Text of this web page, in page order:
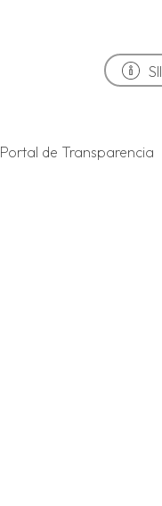
SII
Portal de Transparencia